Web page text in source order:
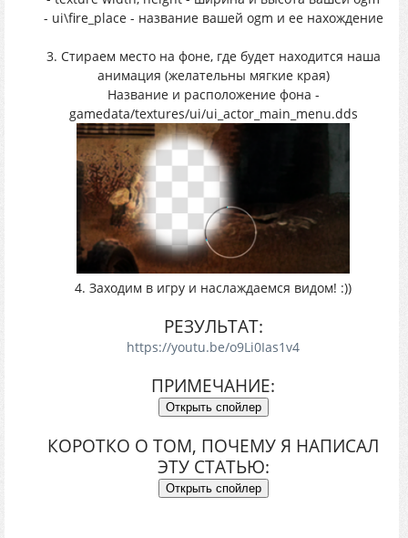
- ui\fire_place - название вашей ogm и ее нахождение
3. Стираем место на фоне, где будет находится наша
анимация (желательны мягкие края)
Название и расположение фона -
gamedata/textures/ui/ui_actor_main_menu.dds
4. Заходим в игру и наслаждаемся видом! :))
РЕЗУЛЬТАТ:
https://youtu.be/o9Li0Ias1v4
ПРИМЕЧАНИЕ:
КОРОТКО О ТОМ, ПОЧЕМУ Я НАПИСАЛ
ЭТУ СТАТЬЮ: